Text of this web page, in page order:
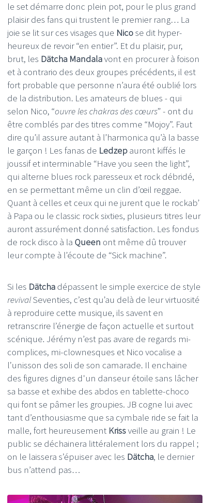
le set démarre donc plein pot, pour le plus grand
plaisir des fans qui trustent le premier rang… La
joie se lit sur ces visages que Nicose dit hyper-
heureux de revoir “en entier”. Et du plaisir, pur,
brut, les Dätcha Mandalavont en procurer à foison
et à contrario des deux groupes précédents, il est
fort probable que personne n’aura été oublié lors
de la distribution. Les amateurs de blues - qui
selon Nico, “ouvre les chakras des cœurs” - ont du
être comblés par des titres comme “Mojoy”. Faut
dire qu’il assure autant à l’harmonica qu’à la basse
le garçon ! Les fanas de Ledzep auront kiffés le
joussif et interminable “Have you seen the light”,
qui alterne blues rock paresseux et rock débridé,
en se permettant même un clin d’œil reggae.
Quant à celles et ceux qui ne jurent que le rockab’
à Papa ou le classic rock sixties, plusieurs titres leur
auront assurément donné satisfaction. Les fondus
de rock disco à la Queen ont même dû trouver
leur compte à l’écoute de “Sick machine”.
Si les Dätcha dépassent le simple exercice de style
revivalSeventies, c’est qu’au delà de leur virtuosité
à reproduire cette musique, ils savent en
retranscrire l’énergie de façon actuelle et surtout
scénique. Jérémy n’est pas avare de regards mi-
complices, mi-clownesques et Nico vocalise a
l’unisson des soli de son camarade. Il enchaine
des figures dignes d'un danseur étoile sans lâcher
sa basse et exhibe des abdos en tablette-choco
qui font se pâmer les groupies. JB cogne lui avec
tant d’enthousiasme que sa cymbale ride se fait la
malle, fort heureusement Krissveille au grain ! Le
public se déchainera littéralement lors du rappel ;
on le laissera s’épuiser avec les Dätcha, le dernier
bus n’attend pas…